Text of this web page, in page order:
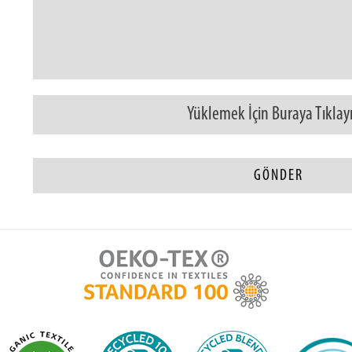
Yüklemek İçin Buraya